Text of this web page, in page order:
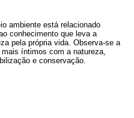
ambiente está relacionado
conhecimento que leva a
pela própria vida. Observa-se a
íntimos com a natureza,
e conservação.